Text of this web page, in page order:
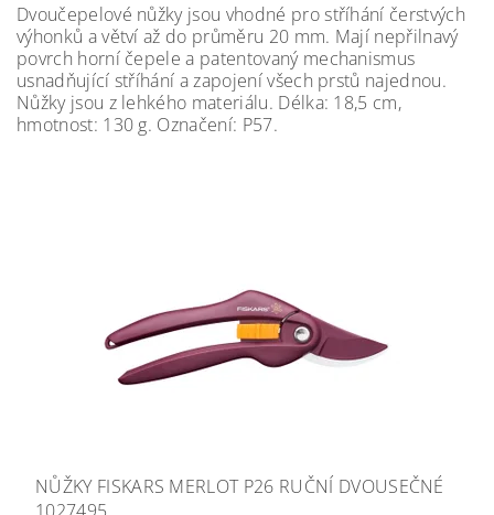
Dvoučepelové nůžky jsou vhodné pro stříhání čerstvých
výhonků a větví až do průměru 20 mm. Mají nepřilnavý
povrch horní čepele a patentovaný mechanismus
usnadňující stříhání a zapojení všech prstů najednou.
Nůžky jsou z lehkého materiálu. Délka: 18,5 cm,
hmotnost: 130 g. Označení: P57.
NŮŽKY FISKARS MERLOT P26 RUČNÍ DVOUSEČNÉ
1027495